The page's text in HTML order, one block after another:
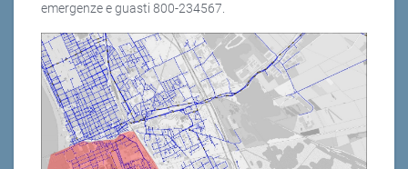
emergenze e guasti 800-234567.